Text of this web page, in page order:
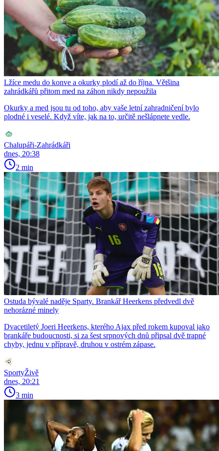
Lžíce medu do konve a okurky plodí až do října. Většina
zahrádkářů přitom med na záhon nikdy nepoužila
Okurky a med jsou tu od toho, aby vaše letní zahradničení bylo
plodné i veselé. Když víte, jak na to, určitě nešlápnete vedle.
Chalupáři-Zahrádkáři
dnes, 20:38
2 min
Ostuda bývalé naděje Sparty. Brankář Heerkens předvedl dvě
nehorázné minely
Dvacetiletý Joeri Heerkens, kterého Ajax před rokem kupoval jako
brankáře budoucnosti, si za šest srpnových dnů připsal dvě trapné
chyby, jednu v přípravě, druhou v ostrém zápase.
SportyŽivě
dnes, 20:21
3 min